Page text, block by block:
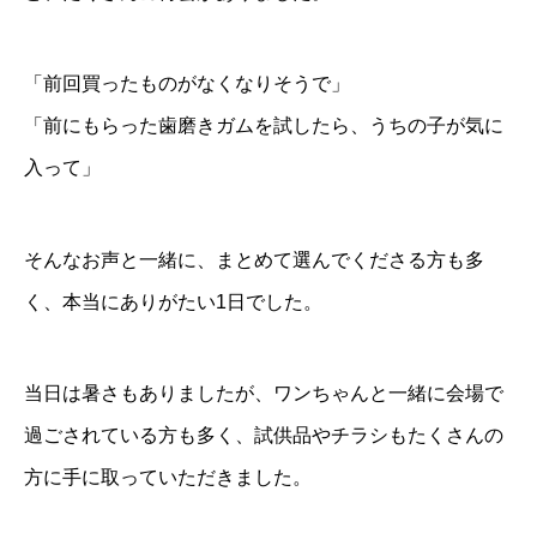
「前回買ったものがなくなりそうで」
「前にもらった歯磨きガムを試したら、うちの子が気に
入って」
そんなお声と一緒に、まとめて選んでくださる方も多
く、本当にありがたい1日でした。
当日は暑さもありましたが、ワンちゃんと一緒に会場で
過ごされている方も多く、試供品やチラシもたくさんの
方に手に取っていただきました。